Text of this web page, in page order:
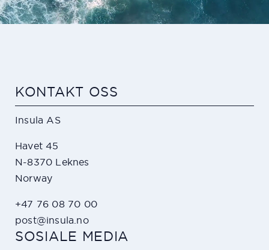
KONTAKT OSS
Insula AS
Havet 45
N-8370 Leknes
Norway
+47 76 08 70 00
post@insula.no
SOSIALE MEDIA